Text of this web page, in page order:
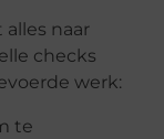
alles naar
checks
werk:
te